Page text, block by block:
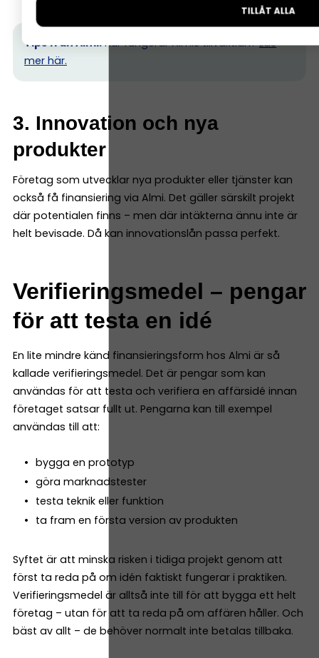
Tips från Almi:Hur fungerar Almis tillväxtlån?Läs
mer här.
3. Innovation och nya
produkter
Företag som utvecklar nya produkter eller tjänster kan
också få finansiering via Almi. Det gäller särskilt projekt
där potentialen finns – men där intäkterna ännu inte är
helt bevisade. Då kan innovationslån passa perfekt.
Verifieringsmedel – pengar
för att testa en idé
En lite mindre känd finansieringsform hos Almi är så
kallade verifieringsmedel. Det är pengar som kan
användas för att testa och verifiera en affärsidé innan
företaget satsar fullt ut. Pengarna kan till exempel
användas till att:
bygga en prototyp
göra marknadstester
testa teknik eller funktion
ta fram en första version av produkten
Syftet är att minska risken i tidiga projekt genom att
först ta reda på om idén faktiskt fungerar i praktiken.
Verifieringsmedel är alltså inte till för att bygga ett helt
företag – utan för att ta reda på om affären håller. Och
bäst av allt – de behöver normalt inte betalas tillbaka.
TILLÅT ALLA